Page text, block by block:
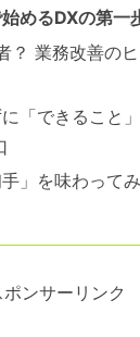
めるDXの第一
？ 業務改善の
「できること
」を味わって
ポンサーリンク